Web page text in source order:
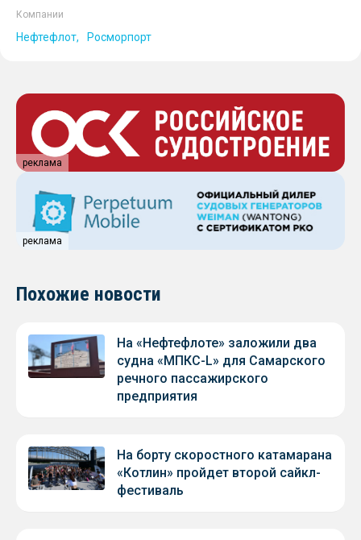
Компании
Нефтефлот Росморпорт
реклама
реклама
Похожие новости
На «Нефтефлоте» заложили два
судна «МПКС-L» для Самарского
речного пассажирского
предприятия
На борту скоростного катамарана
«Котлин» пройдет второй сайкл-
фестиваль